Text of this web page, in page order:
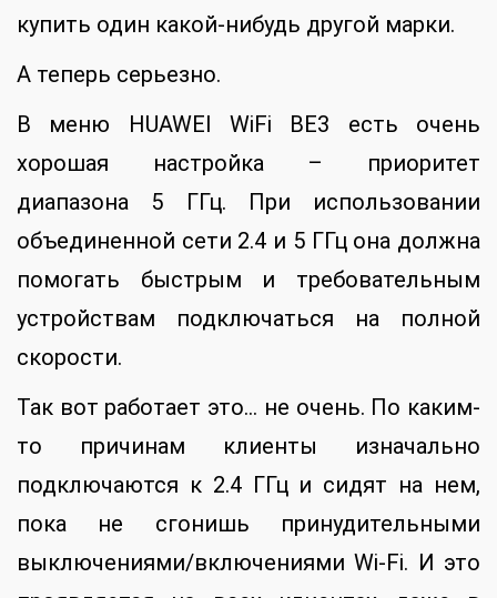
купить один какой-нибудь другой марки.
А теперь серьезно.
В меню HUAWEI WiFi BE3 есть очень
хорошая настройка – приоритет
диапазона 5 ГГц. При использовании
объединенной сети 2.4 и 5 ГГц она должна
помогать быстрым и требовательным
устройствам подключаться на полной
скорости.
Так вот работает это… не очень. По каким-
то причинам клиенты изначально
подключаются к 2.4 ГГц и сидят на нем,
пока не сгонишь принудительными
выключениями/включениями Wi-Fi. И это